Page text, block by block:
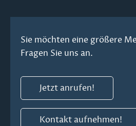
Sie möchten eine größere
Fragen Sie uns an.
Jetzt anrufen!
Kontakt aufnehmen!